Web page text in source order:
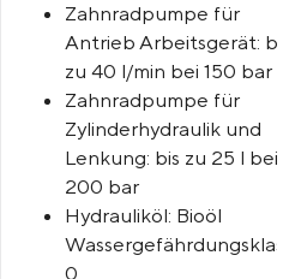
Zahnradpumpe für
Antrieb Arbeitsgerät:
zu 40 l/min bei 150 bar
Zahnradpumpe für
Zylinderhydraulik und
Lenkung: bis zu 25 l bei
200 bar
Hydrauliköl: Bioöl
0